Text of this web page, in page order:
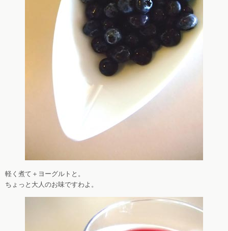
軽く煮て＋ヨーグルトと。
ちょっと大人のお味ですわよ。